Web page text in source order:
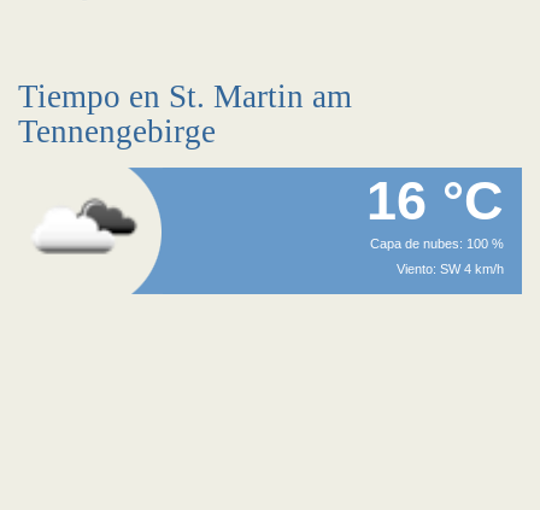
Tiempo en St. Martin am
Tennengebirge
16 °C
Capa de nubes: 100 %
Viento: SW 4 km/h